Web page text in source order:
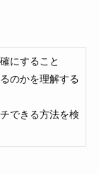
にすること
のかを理解する
できる方法を検